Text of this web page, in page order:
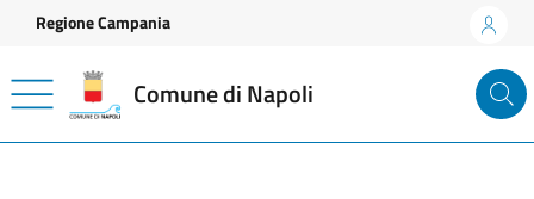
Vai ai contenuti
Vai al footer
Regione Campania
Comune di Napoli